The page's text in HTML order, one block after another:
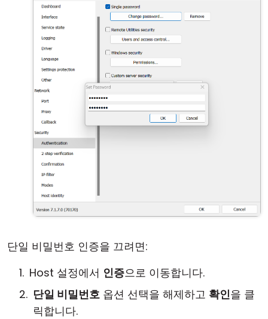
단일 비밀번호 인증을 끄려면:
Host 설정에서 인증으로 이동합니다.
단일 비밀번호 옵션 선택을 해제하고 확인을 클
릭합니다.